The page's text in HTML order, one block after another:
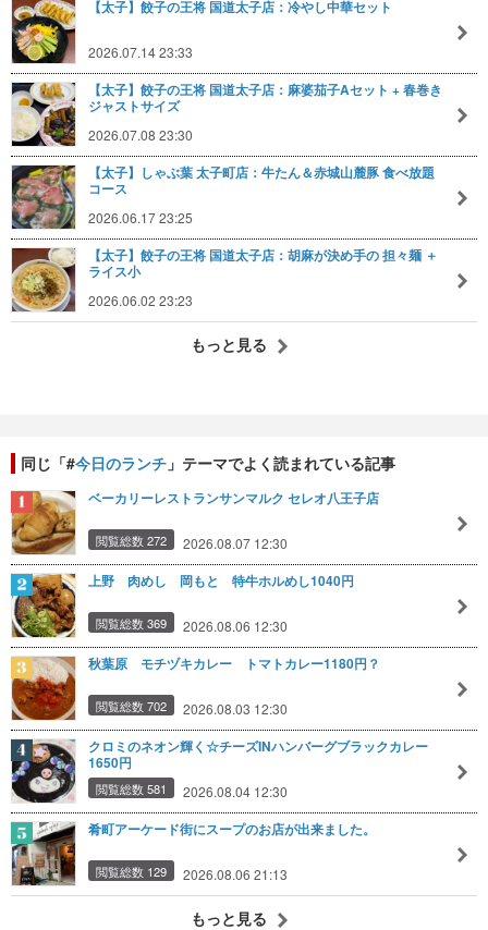
【太子】餃子の王将 国道太子店：冷やし中華セット
2026.07.14 23:33
【太子】餃子の王将 国道太子店：麻婆茄子Aセット + 春巻き
ジャストサイズ
2026.07.08 23:30
【太子】しゃぶ葉 太子町店：牛たん＆赤城山麓豚 食べ放題
コース
2026.06.17 23:25
【太子】餃子の王将 国道太子店：胡麻が決め手の 担々麺 ＋
ライス小
2026.06.02 23:23
もっと見る
同じ「#今日のランチ 」テーマでよく読まれている記事
ベーカリーレストランサンマルク セレオ八王子店
閲覧総数 272 2026.08.07 12:30
上野 肉めし 岡もと 特牛ホルめし1040円
閲覧総数 369 2026.08.06 12:30
秋葉原 モチヅキカレー トマトカレー1180円？
閲覧総数 702 2026.08.03 12:30
クロミのネオン輝く☆チーズINハンバーグブラックカレー
1650円
閲覧総数 581 2026.08.04 12:30
肴町アーケード街にスープのお店が出来ました。
閲覧総数 129 2026.08.06 21:13
もっと見る